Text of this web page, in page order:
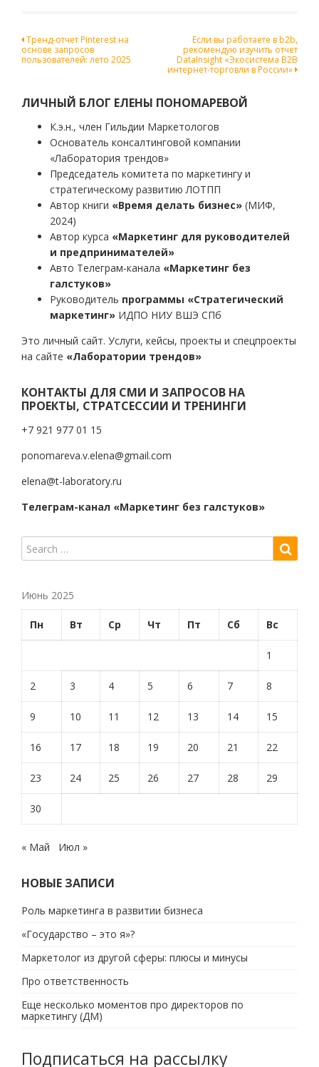
Навигация
по
Тренд-отчет Pinterest на
основе запросов
пользователей: лето 2025
Если вы работаете в b2b,
рекомендую изучить отчет
DataInsight «Экосистема B2B
интернет-торговли в России»
ЛИЧНЫЙ БЛОГ ЕЛЕНЫ ПОНОМАРЕВОЙ
К.э.н., член Гильдии Маркетологов
Основатель консалтинговой компании
«Лаборатория трендов»
Председатель комитета по маркетингу и
стратегическому развитию ЛОТПП
Автор книги «Время делать бизнес» (МИФ,
2024)
Автор курса «Маркетинг для руководителей
и предпринимателей»
Авто Телеграм-канала «Маркетинг без
галстуков»
Руководитель программы «Стратегический
маркетинг» ИДПО НИУ ВШЭ СПб
Это личный сайт. Услуги, кейсы, проекты и спецпроекты
на сайте «Лаборатории трендов»
КОНТАКТЫ ДЛЯ СМИ И ЗАПРОСОВ НА
ПРОЕКТЫ, СТРАТСЕССИИ И ТРЕНИНГИ
+7 921 977 01 15
ponomareva.v.elena@gmail.com
elena@t-laboratory.ru
Телеграм-канал «Маркетинг без галстуков»
Июнь 2025
Пн Вт Ср Чт Пт Сб Вс
1
2 3 4 5 6 7 8
9 10 11 12 13 14 15
16 17 18 19 20 21 22
23 24 25 26 27 28 29
30
« Май Июл »
НОВЫЕ ЗАПИСИ
Роль маркетинга в развитии бизнеса
«Государство – это я»?
Маркетолог из другой сферы: плюсы и минусы
Про ответственность
Еще несколько моментов про директоров по
маркетингу (ДМ)
Подписаться на рассылку